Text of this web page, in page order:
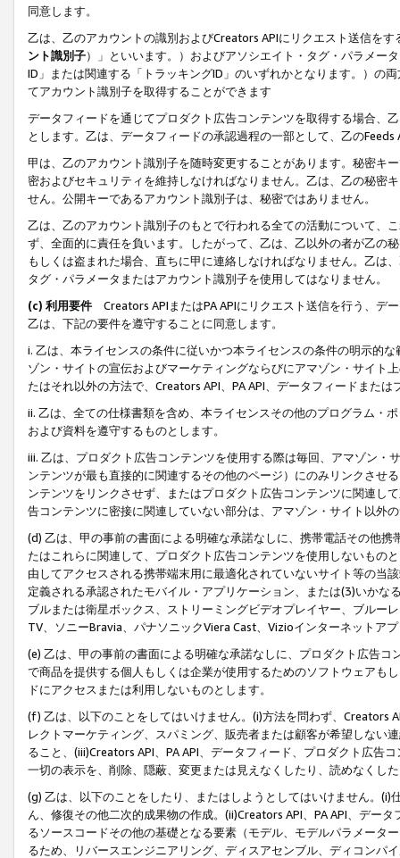
同意します。
乙は、乙のアカウントの識別およびCreators APIにリクエスト送信を
ント識別子）」といいます。）およびアソシエイト・タグ・パラメー
ID」または関連する「トラッキングID」のいずれかとなります。）の
てアカウント識別子を取得することができます
データフィードを通じてプロダクト広告コンテンツを取得する場合、
とします。乙は、データフィードの承認過程の一部として、乙の
甲は、乙のアカウント識別子を随時変更することがあります。秘密キ
密およびセキュリティを維持しなければなりません。乙は、乙の秘密
せん。公開キーであるアカウント識別子は、秘密ではありません。
乙は、乙のアカウント識別子のもとで行われる全ての活動について、
ず、全面的に責任を負います。したがって、乙は、乙以外の者が乙の
もしくは盗まれた場合、直ちに甲に連絡しなければなりません。乙は
タグ・パラメータまたはアカウント識別子を使用してはなりません。
(c) 利用要件 Creators APIまたはPA APIにリクエスト送信を行う、デ
乙は、下記の要件を遵守することに同意します。
i. 乙は、本ライセンスの条件に従いかつ本ライセンスの条件の明示的
ゾン・サイトの宣伝およびマーケティングならびにアマゾン・サイト
たはそれ以外の方法で、Creators API、PA API、データフィードまた
ii. 乙は、全ての仕様書類を含め、本ライセンスその他のプログラム・
および資料を遵守するものとします。
iii. 乙は、プロダクト広告コンテンツを使用する際は毎回、アマゾン
ンテンツが最も直接的に関連するその他のページ）にのみリンクさせ
ンテンツをリンクさせず、またはプロダクト広告コンテンツに関連し
告コンテンツに密接に関連していない部分は、アマゾン・サイト以外
(d) 乙は、甲の事前の書面による明確な承諾なしに、携帯電話その他
たはこれらに関連して、プロダクト広告コンテンツを使用しないもの
由してアクセスされる携帯端末用に最適化されていないサイト等の当
定義される承認されたモバイル・アプリケーション、または(3)いか
ブルまたは衛星ボックス、ストリーミングビデオプレイヤー、ブルー
TV、ソニーBravia、パナソニックViera Cast、Vizioインターネットア
(e) 乙は、甲の事前の書面による明確な承諾なしに、プロダクト広告
で商品を提供する個人もしくは企業が使用するためのソフトウェアも
ドにアクセスまたは利用しないものとします。
(f) 乙は、以下のことをしてはいけません。(i)方法を問わず、Creators
レクトマーケティング、スパミング、販売者または顧客が希望しない
ること、(iii)Creators API、PA API、データフィード、プロダクト広告
一切の表示を、削除、隠蔽、変更または見えなくしたり、読めなくし
(g) 乙は、以下のことをしたり、またはしようとしてはいけません。
ん、修復その他二次的成果物の作成。(ii)Creators API、PA API、デー
るソースコードその他の基礎となる要素（モデル、モデルパラメータ
るため、リバースエンジニアリング、ディスアセンブル、ディコンパ